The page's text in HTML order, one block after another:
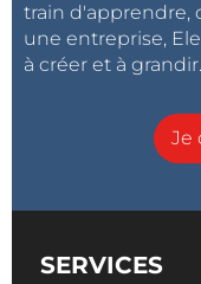
train d'apprendre,
une entreprise,
à créer et à grandir.
Je
SERVICES